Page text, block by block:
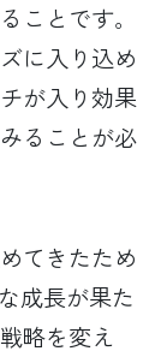
ことです。
に入り込め
が入り効果
ることが必
てきたため
成長が果た
略を変え